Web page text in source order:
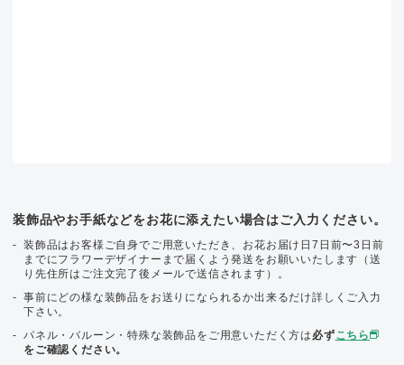
装飾品やお手紙などをお花に添えたい場合はご入力ください。
装飾品はお客様ご自身でご用意いただき、お花お届け日7日前〜3日前
までにフラワーデザイナーまで届くよう発送をお願いいたします（送
り先住所はご注文完了後メールで送信されます）。
事前にどの様な装飾品をお送りになられるか出来るだけ詳しくご入力
下さい。
パネル・バルーン・特殊な装飾品をご用意いただく方は 必ずこちら
をご確認ください。